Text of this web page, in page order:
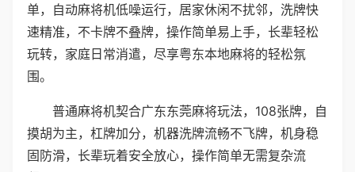
单，自动麻将机低噪运行，居家休闲不扰邻，洗牌快
速精准，不卡牌不叠牌，操作简单易上手，长辈轻松
玩转，家庭日常消遣，尽享粤东本地麻将的轻松氛
围。
普通麻将机契合广东东莞麻将玩法，108张牌，自
摸胡为主，杠牌加分，机器洗牌流畅不飞牌，机身稳
固防滑，长辈玩着安全放心，操作简单无需复杂流